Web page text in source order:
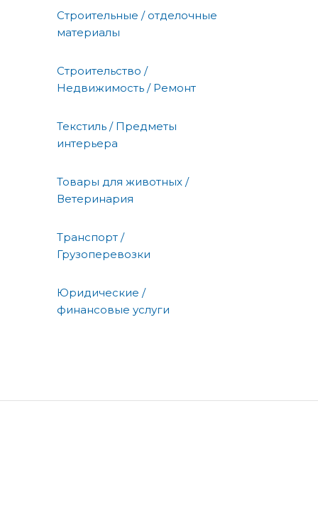
Строительные / отделочные
материалы
Строительство /
Недвижимость / Ремонт
Текстиль / Предметы
интерьера
Товары для животных /
Ветеринария
Транспорт /
Грузоперевозки
Юридические /
финансовые услуги